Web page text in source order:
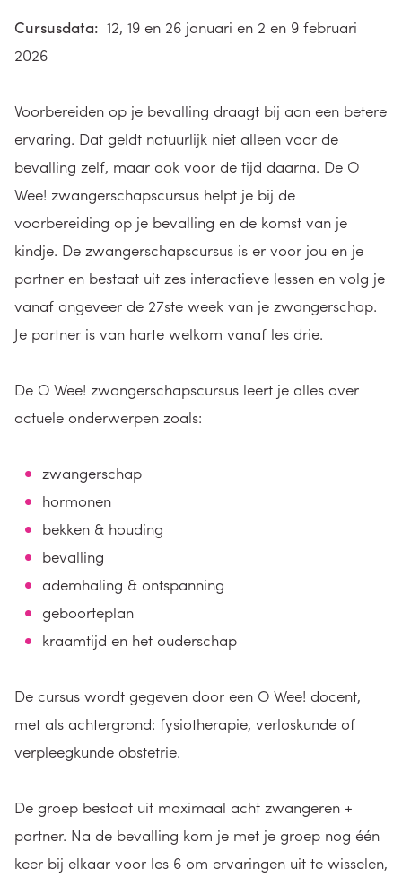
Cursusdata: 12, 19 en 26 januari en 2 en 9 februari
2026
Voorbereiden op je bevalling draagt bij aan een betere
ervaring. Dat geldt natuurlijk niet alleen voor de
bevalling zelf, maar ook voor de tijd daarna. De O
Wee! zwangerschapscursus helpt je bij de
voorbereiding op je bevalling en de komst van je
kindje. De zwangerschapscursus is er voor jou en je
partner en bestaat uit zes interactieve lessen en volg je
vanaf ongeveer de 27ste week van je zwangerschap.
Je partner is van harte welkom vanaf les drie.
De O Wee! zwangerschapscursus leert je alles over
actuele onderwerpen zoals:
zwangerschap
hormonen
bekken & houding
bevalling
ademhaling & ontspanning
geboorteplan
kraamtijd en het ouderschap
De cursus wordt gegeven door een O Wee! docent,
met als achtergrond: fysiotherapie, verloskunde of
verpleegkunde obstetrie.
De groep bestaat uit maximaal acht zwangeren +
partner. Na de bevalling kom je met je groep nog één
keer bij elkaar voor les 6 om ervaringen uit te wisselen,